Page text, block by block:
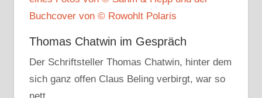
Thomas Chatwin im Gespräch
Der Schriftsteller Thomas Chatwin, hinter dem
sich ganz offen Claus Beling verbirgt, war so